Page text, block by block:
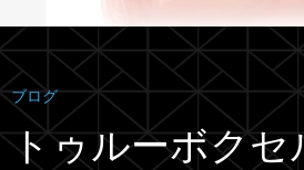
ブログ
トゥルーボクセ